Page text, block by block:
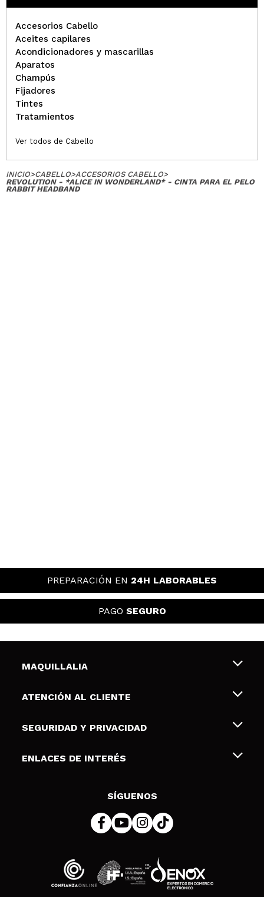
Accesorios Cabello
Aceites capilares
Acondicionadores y mascarillas
Aparatos
Champús
Fijadores
Tintes
Tratamientos
Ver todos de Cabello
INICIO>CABELLO>ACCESORIOS CABELLO>
REVOLUTION - *ALICE IN WONDERLAND* - CINTA PARA EL PELO
RABBIT HEADBAND
PREPARACIÓN EN 24H LABORABLES
PAGO SEGURO
MAQUILLALIA
Sobre nosotros
Tarjetas de Regalo
ATENCIÓN AL CLIENTE
Envíos y devoluciones
Formas de pago
SEGURIDAD Y PRIVACIDAD
Terminos y condiciones de uso
Política de cookies
ENLACES DE INTERÉS
SÍGUENOS